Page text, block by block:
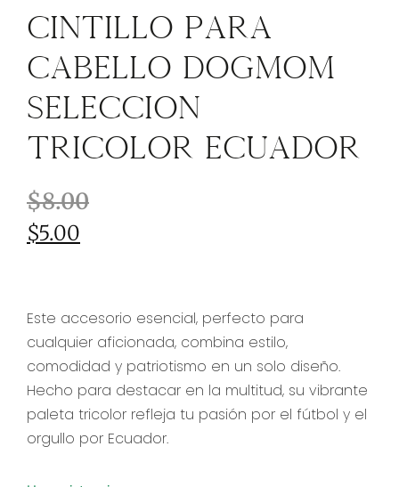
Cintillo Para
Cabello DogMom
Selección
Tricolor Ecuador
$8.00
$5.00
Este accesorio esencial, perfecto para
cualquier aficionada, combina estilo,
comodidad y patriotismo en un solo diseño.
Hecho para destacar en la multitud, su vibrante
paleta tricolor refleja tu pasión por el fútbol y el
orgullo por Ecuador.